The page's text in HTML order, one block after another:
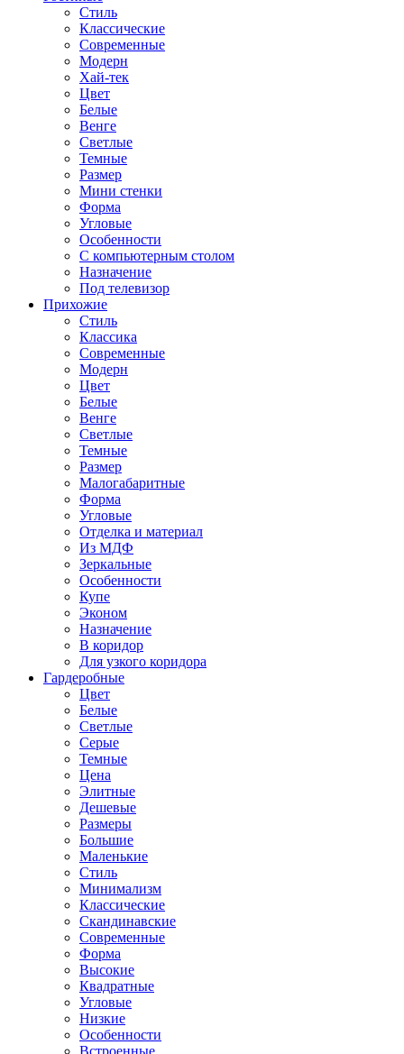
Стиль
Классические
Современные
Модерн
Хай-тек
Цвет
Белые
Венге
Светлые
Темные
Размер
Мини стенки
Форма
Угловые
Особенности
С компьютерным столом
Назначение
Под телевизор
Прихожие
Стиль
Классика
Современные
Модерн
Цвет
Белые
Венге
Светлые
Темные
Размер
Малогабаритные
Форма
Угловые
Отделка и материал
Из МДФ
Зеркальные
Особенности
Купе
Эконом
Назначение
В коридор
Для узкого коридора
Гардеробные
Цвет
Белые
Светлые
Серые
Темные
Цена
Элитные
Дешевые
Размеры
Большие
Маленькие
Стиль
Минимализм
Классические
Скандинавские
Современные
Форма
Высокие
Квадратные
Угловые
Низкие
Особенности
Встроенные